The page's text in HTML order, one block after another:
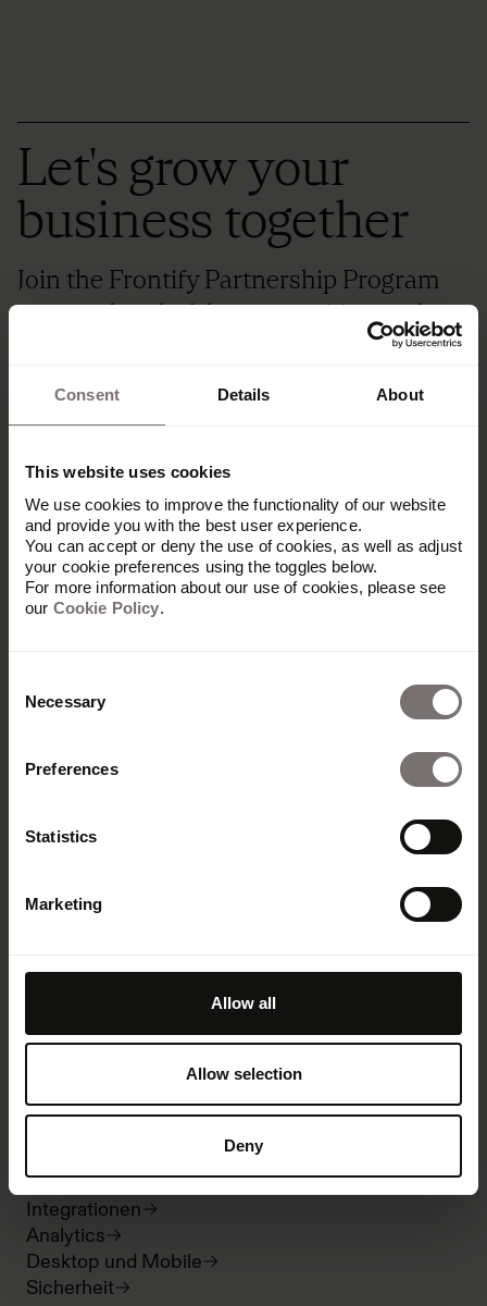
Consent Details About
This website uses cookies
We use cookies to improve the functionality of our website
and provide you with the best user experience.
You can accept or deny the use of cookies, as well as adjust
your cookie preferences using the toggles below.
For more information about our use of cookies, please see
our Cookie Policy.
Selection
Necessary
Preferences
Statistics
Marketing
Allow all
Allow selection
Deny
Let's grow your
business together
Join the Frontify Partnership Program
to stay ahead of the competition and
expand your services and tool stack
while enjoying exclusive benefits.
Produkt
Built with Frontify
Frontify MCP
Digital Asset Management
Templates
Integrationen
Analytics
Desktop und Mobile
Sicherheit